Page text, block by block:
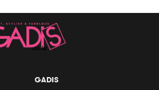
GADIS